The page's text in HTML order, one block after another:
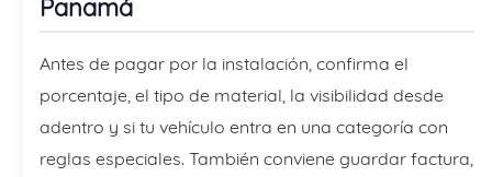
Panamá
Antes de pagar por la instalación, confirma el
porcentaje, el tipo de material, la visibilidad desde
adentro y si tu vehículo entra en una categoría con
reglas especiales. También conviene guardar factura,